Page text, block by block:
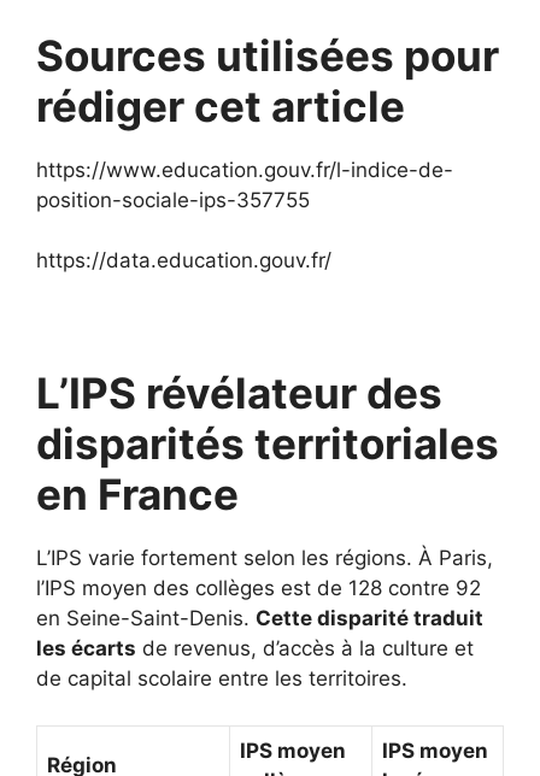
Sources utilisées pour
rédiger cet article
https://www.education.gouv.fr/l-indice-de-
position-sociale-ips-357755
https://data.education.gouv.fr/
L’IPS révélateur des
disparités territoriales
en France
L’IPS varie fortement selon les régions. À Paris,
l’IPS moyen des collèges est de 128 contre 92
en Seine-Saint-Denis. Cette disparité traduit
les écarts de revenus, d’accès à la culture et
de capital scolaire entre les territoires.
Région
IPS moyen
IPS moyen